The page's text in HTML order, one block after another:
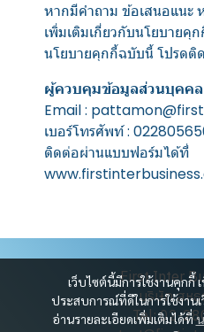
หากมีคำถาม ข้อเสนอแนะ
เพิ่มเติมเกี่ยวกับนโยบายคุ
นโยบายคุกกี้ฉบับนี้ โปรดติ
ผู้ควบคุมข้อมูลส่วนบุคคล
Email :
เบอร์โทรศัพท์ :
ติดต่อผ่านแบบฟอร์มได้ที่
เว็บไซต์นี้มีการใช้งานคุก
ประสบการณ์ที่ดีในการใช้งาน
อ่านรายละเอียดเพิ่มเติมได้ที่
First Inter
บริษัท สหธุ
Tel: 02-